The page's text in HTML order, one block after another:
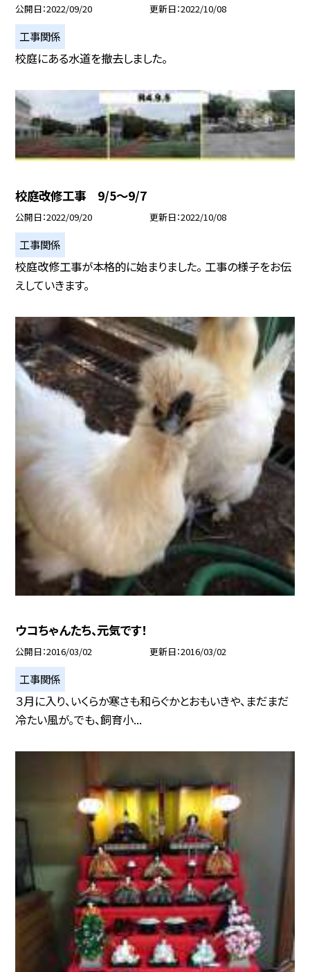
公開日 2022/09/20 更新日 2022/10/08
工事関係
校庭にある水道を撤去しました。
校庭改修工事 9/5〜9/7
公開日 2022/09/20 更新日 2022/10/08
工事関係
校庭改修工事が本格的に始まりました。 工事の様子をお伝
えしていきます。
ウコちゃんたち、元気です！
公開日 2016/03/02 更新日 2016/03/02
工事関係
３月に入り、いくらか寒さも和らぐかとおもいきや、まだまだ
冷たい風が。でも、飼育小...